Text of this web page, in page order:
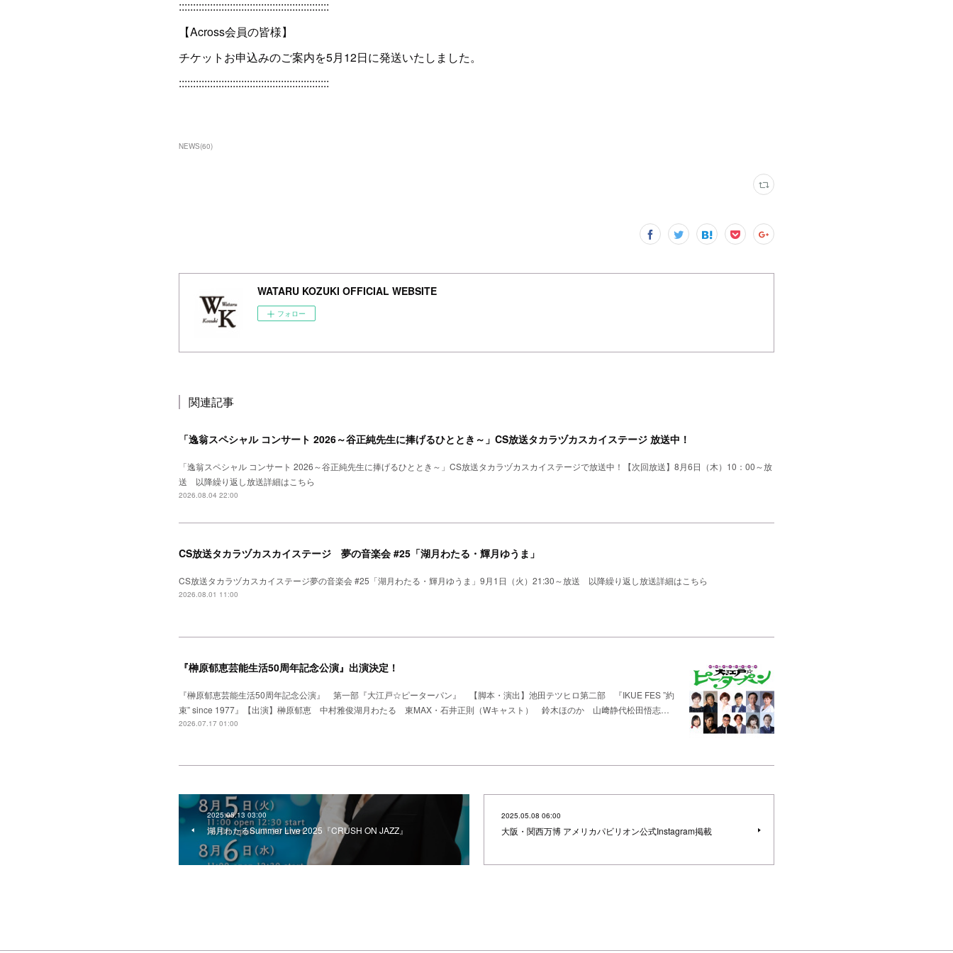
:::::::::::::::::::::::::::::::::::::::::::::::::::::
【Across会員の皆様】
チケットお申込みのご案内を5月12日に発送いたしました。
:::::::::::::::::::::::::::::::::::::::::::::::::::::
NEWS(60)
WATARU KOZUKI OFFICIAL WEBSITE
フォロー
関連記事
「逸翁スペシャル コンサート 2026～谷正純先生に捧げるひととき～」CS放送タカラヅカスカイステージ 放送中！
「逸翁スペシャル コンサート 2026～谷正純先生に捧げるひととき～」CS放送タカラヅカスカイステージで放送中！【次回放送】8月6日（木）10：00～放
送 以降繰り返し放送詳細はこちら
2026.08.04 22:00
CS放送タカラヅカスカイステージ 夢の音楽会 #25「湖月わたる・輝月ゆうま」
CS放送タカラヅカスカイステージ夢の音楽会 #25「湖月わたる・輝月ゆうま」9月1日（火）21:30～放送 以降繰り返し放送詳細はこちら
2026.08.01 11:00
『榊原郁恵芸能生活50周年記念公演』出演決定！
『榊原郁恵芸能生活50周年記念公演』 第一部『大江戸☆ピーターパン』 【脚本・演出】池田テツヒロ第二部 『IKUE FES ”約
束” since 1977』【出演】榊原郁恵 中村雅俊湖月わたる 東MAX・石井正則（Wキャスト） 鈴木ほのか 山﨑静代松田悟志…
2026.07.17 01:00
2025.05.13 03:00
湖月わたるSummer Live 2025『CRUSH ON JAZZ』
2025.05.08 06:00
大阪・関西万博 アメリカパビリオン公式Instagram掲載